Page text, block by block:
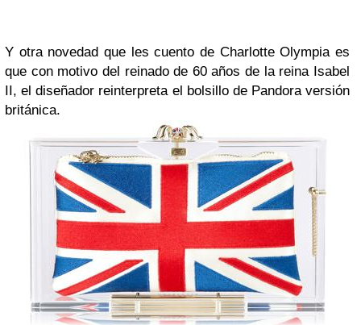
Y otra novedad que les cuento de Charlotte Olympia es
que con motivo del reinado de 60 años de la reina Isabel
II, el diseñador reinterpreta el bolsillo de Pandora versión
británica.